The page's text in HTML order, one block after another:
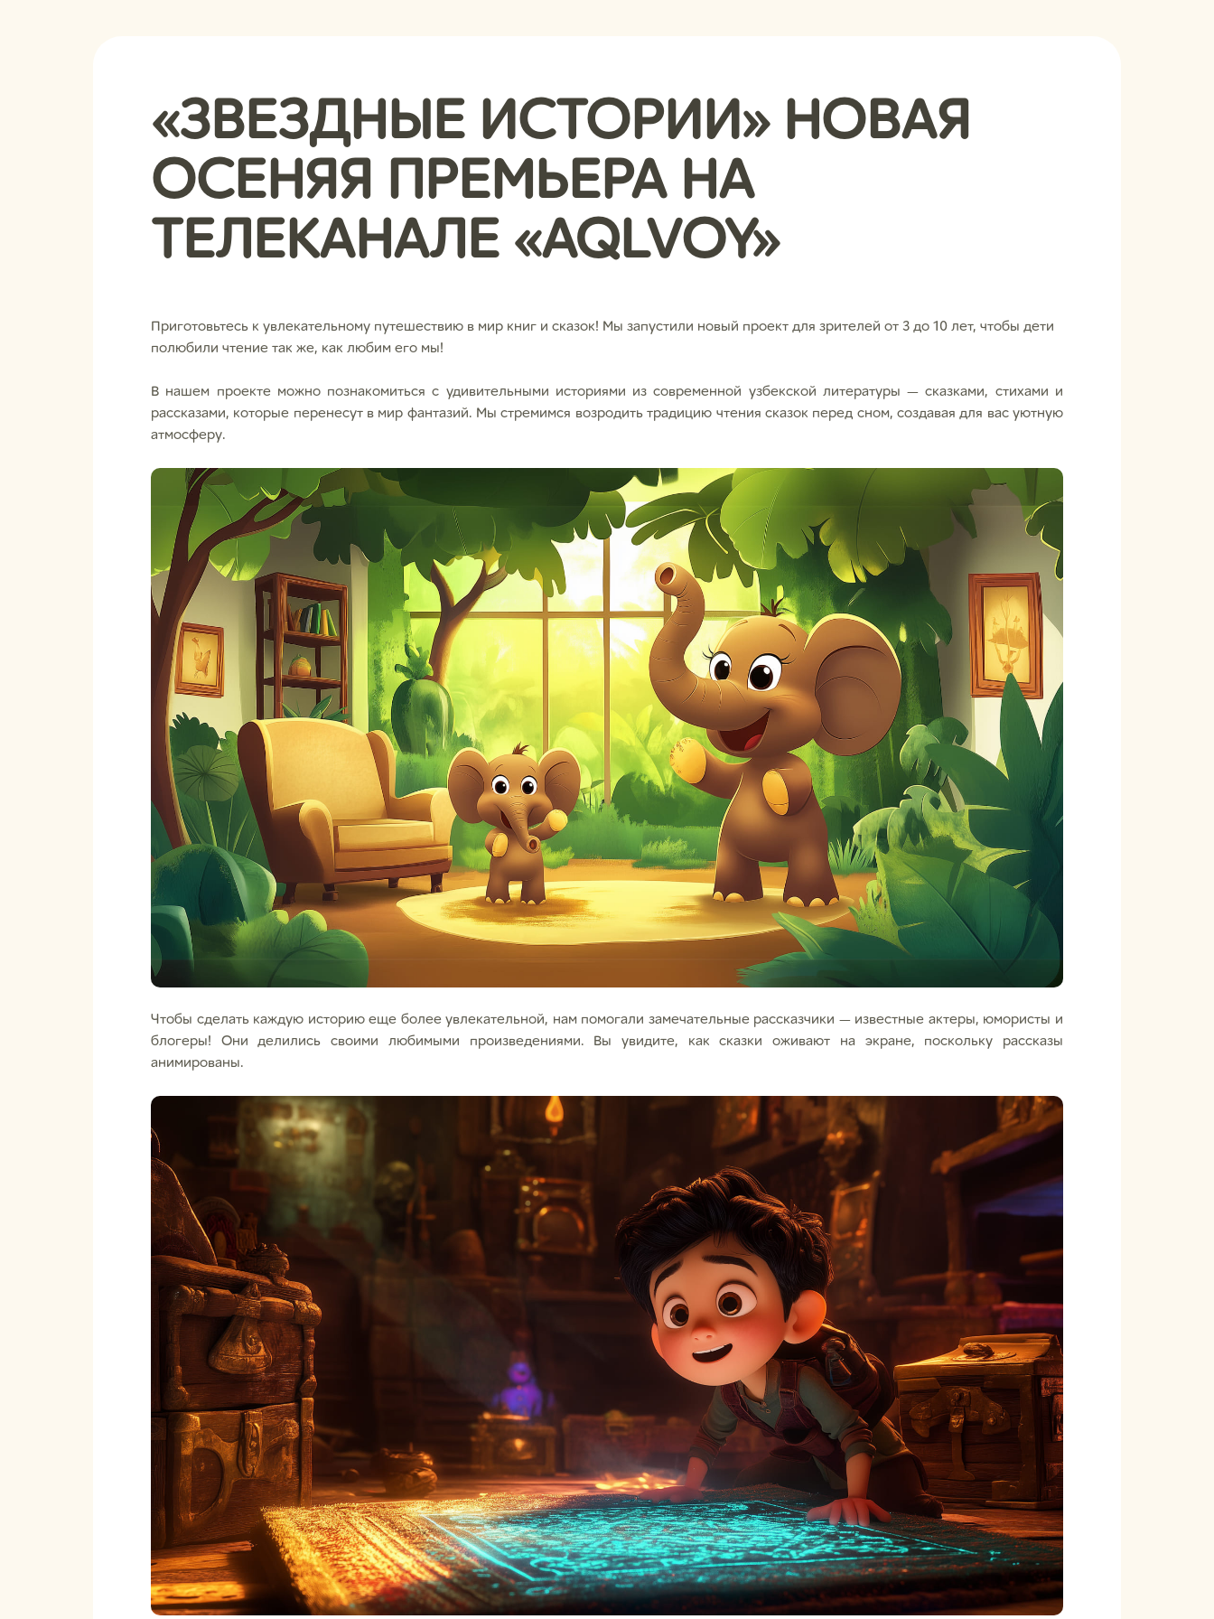
«ЗВЕЗДНЫЕ ИСТОРИИ» НОВАЯ
ОСЕНЯЯ ПРЕМЬЕРА НА
ТЕЛЕКАНАЛЕ «AQLVOY»
Приготовьтесь к увлекательному путешествию в мир книг и сказок! Мы запустили новый проект для зрителей от 3 до 10 лет, чтобы дети
полюбили чтение так же, как любим его мы!
В нашем проекте можно познакомиться с удивительными историями из современной узбекской литературы — сказками, стихами и
рассказами, которые перенесут в мир фантазий. Мы стремимся возродить традицию чтения сказок перед сном, создавая для вас уютную
атмосферу.
Чтобы сделать каждую историю еще более увлекательной, нам помогали замечательные рассказчики — известные актеры, юмористы и
блогеры! Они делились своими любимыми произведениями. Вы увидите, как сказки оживают на экране, поскольку рассказы
анимированы.